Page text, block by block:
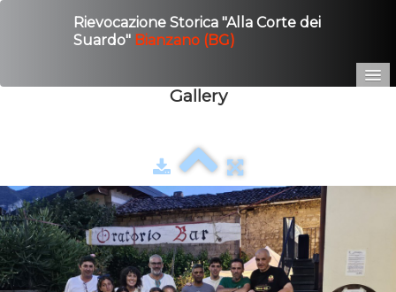
Rievocazione Storica "Alla Corte dei
Suardo" Bianzano (BG)
Contatto
Gallery